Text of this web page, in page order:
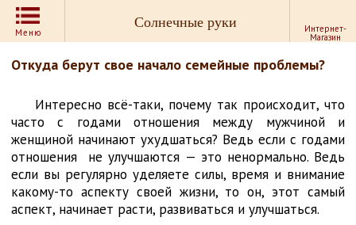
Меню
Солнечные руки Интернет-
Магазин
Откуда берут свое начало семейные проблемы?
Интересно всё-таки, почему так происходит, что
часто с годами отношения между мужчиной и
женщиной начинают ухудшаться? Ведь если с годами
отношения не улучшаются — это ненормально. Ведь
если вы регулярно уделяете силы, время и внимание
какому-то аспекту своей жизни, то он, этот самый
аспект, начинает расти, развиваться и улучшаться.